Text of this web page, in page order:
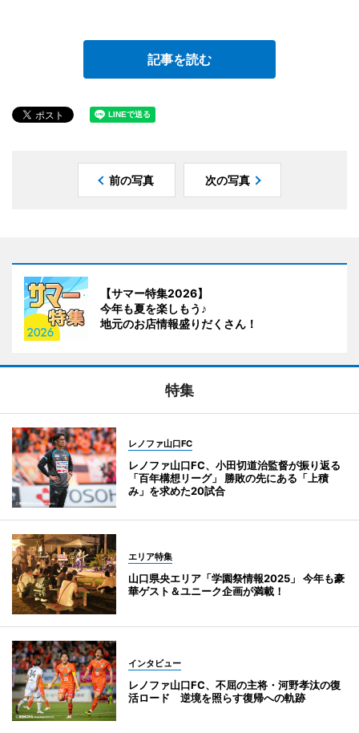
記事を読む
前の写真 次の写真
【サマー特集2026】
今年も夏を楽しもう♪
地元のお店情報盛りだくさん！
特集
レノファ山口FC
レノファ山口FC、小田切道治監督が振り返る
「百年構想リーグ」 勝敗の先にある「上積
み」を求めた20試合
エリア特集
山口県央エリア「学園祭情報2025」 今年も豪
華ゲスト＆ユニーク企画が満載！
インタビュー
レノファ山口FC、不屈の主将・河野孝汰の復
活ロード 逆境を照らす復帰への軌跡